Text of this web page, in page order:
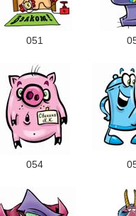
051
054